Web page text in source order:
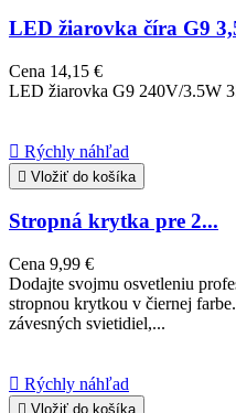
LED žiarovka číra G9
Cena 14,15 €
LED žiarovka G9 240V/3.5W
 Rýchly náhľad
 Vložiť do košíka
Stropná krytka pre 2...
Cena 9,99 €
Dodajte svojmu osvetleniu
stropnou krytkou v čiernej
závesných svietidiel,...
 Rýchly náhľad
 Vložiť do košíka